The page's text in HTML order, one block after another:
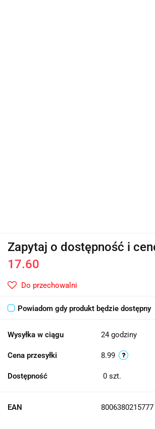
Zapytaj o dostępność i
17.60
Do przechowalni
Powiadom gdy produkt będzie dostępny
Wysyłka w ciągu 24 godziny
Cena przesyłki 8.99
Dostępność 0 szt.
EAN 8006380215777